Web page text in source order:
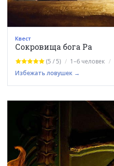
Квест
Сокровища бога Ра
(5 / 5) 1–6 человек
Избежать ловушек →